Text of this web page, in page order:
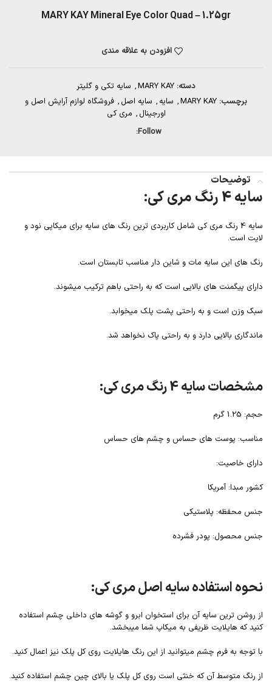
MARY KAY Mineral Eye Color Quad – 1.25gr
افزودن به علاقه مندی
دسته: MARY KAY
, سایه تکی و گلیتر
برچسب: MARY KAY
, سایه , سایه اصل , فروشگاه لوازم آرایش اصل و
اورجینال , مری کی
Follow:
توضیحات
سایه 4 رنگ مری کی:
سایه 4 رنگ مری کی شامل کاربردی ترین رنگ های سایه برای میکاپی نود و
لایت است.
رنگ های این سایه مات و شاین دار مناسب تابستان است.
دارای پیگمنت های بالایی است که به راحتی باهم ترکیب میشوند.
سبک وزن است و به راحتی پشت پلک میخوابد.
ماندگاری بالایی دارد و به راحتی پاک نخواهد شد.
مشخصات سایه 4 رنگ مری کی:
حجم: 1.25 گرم
مناسب: پوست های حساس و چشم های حساس
دارای خاصیت:
کشور مبدا: آمریکا
جنس محفظه: پلاستیکی
جنس محصول: پودر فشرده
نحوه استفاده سایه اصل مری کی:
از روشن ترین سایه آن برای استخوان ابرو و گوشه های داخلی چشم استفاده
کنید که هایلایت ظریفی به میکاپ شما میبخشد.
با توجه به فرم چشم میتوانید از این رنگ هایلایت روی کل پلک نیز اعمال کنید.
از رنگ متوسط آن که خنثی است روی کل پلک یا بالای چین چشم استفاده کنید.